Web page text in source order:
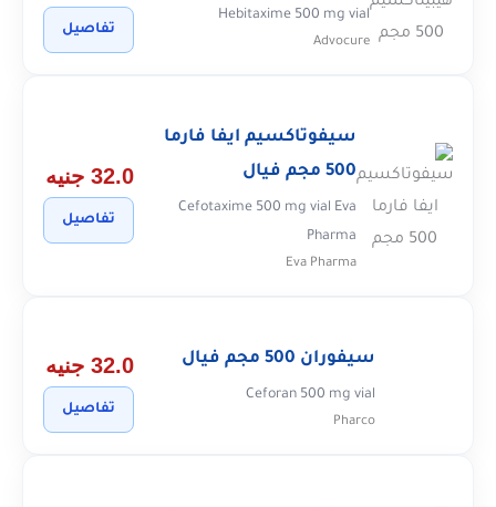
Hebitaxime 500 mg vial
Advocure
تفاصيل
سيفوتاكسيم ايفا فارما
500 مجم فيال
Cefotaxime 500 mg vial Eva
Pharma
Eva Pharma
32.0 جنيه
تفاصيل
سيفوران 500 مجم فيال
Ceforan 500 mg vial
Pharco
32.0 جنيه
تفاصيل